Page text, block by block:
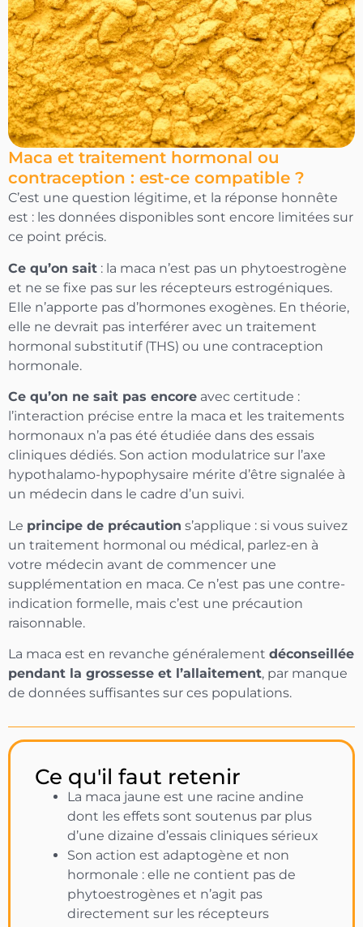
Maca et traitement hormonal ou
contraception : est-ce compatible ?
C’est une question légitime, et la réponse honnête
est : les données disponibles sont encore limitées sur
ce point précis.
Ce qu’on sait : la maca n’est pas un phytoestrogène
et ne se fixe pas sur les récepteurs estrogéniques.
Elle n’apporte pas d’hormones exogènes. En théorie,
elle ne devrait pas interférer avec un traitement
hormonal substitutif (THS) ou une contraception
hormonale.
Ce qu’on ne sait pas encore avec certitude :
l’interaction précise entre la maca et les traitements
hormonaux n’a pas été étudiée dans des essais
cliniques dédiés. Son action modulatrice sur l’axe
hypothalamo-hypophysaire mérite d’être signalée à
un médecin dans le cadre d’un suivi.
Le principe de précaution s’applique : si vous suivez
un traitement hormonal ou médical, parlez-en à
votre médecin avant de commencer une
supplémentation en maca. Ce n’est pas une contre-
indication formelle, mais c’est une précaution
raisonnable.
La maca est en revanche généralement déconseillée
pendant la grossesse et l’allaitement, par manque
de données suffisantes sur ces populations.
Ce qu'il faut retenir
La maca jaune est une racine andine
dont les effets sont soutenus par plus
d’une dizaine d’essais cliniques sérieux
Son action est adaptogène et non
hormonale : elle ne contient pas de
phytoestrogènes et n’agit pas
directement sur les récepteurs